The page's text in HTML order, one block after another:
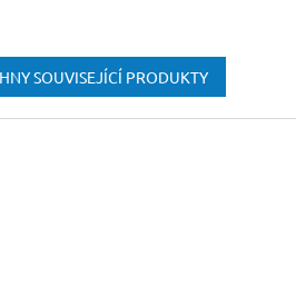
SOUVISEJÍCÍ PRODUKTY